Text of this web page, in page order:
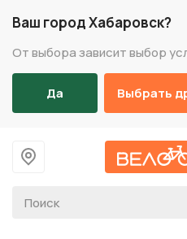
Ваш город Хабаровск?
От выбора зависит выбор
Да Выбрать